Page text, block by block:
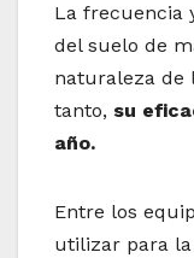
La frecuencia
del suelo de
naturaleza de
tanto, su
año.
Entre los
utilizar para